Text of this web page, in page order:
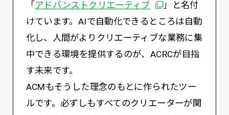
「 アドバンストクリエーティブ別ウィンドウで開
」と名付
けています。AIで自動化できるところは自動
化し、人間がよりクリエーティブな業務に集
中できる環境を提供するのが、ACRCが目指
す未来です。
ACMもそうした理念のもとに作られたツー
ルです。必ずしもすべてのクリエーターが関